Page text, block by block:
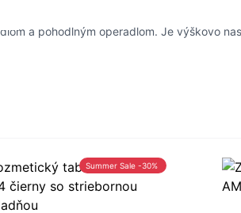
a pohodlným operadlom. Je výškovo
Summer Sale -30%